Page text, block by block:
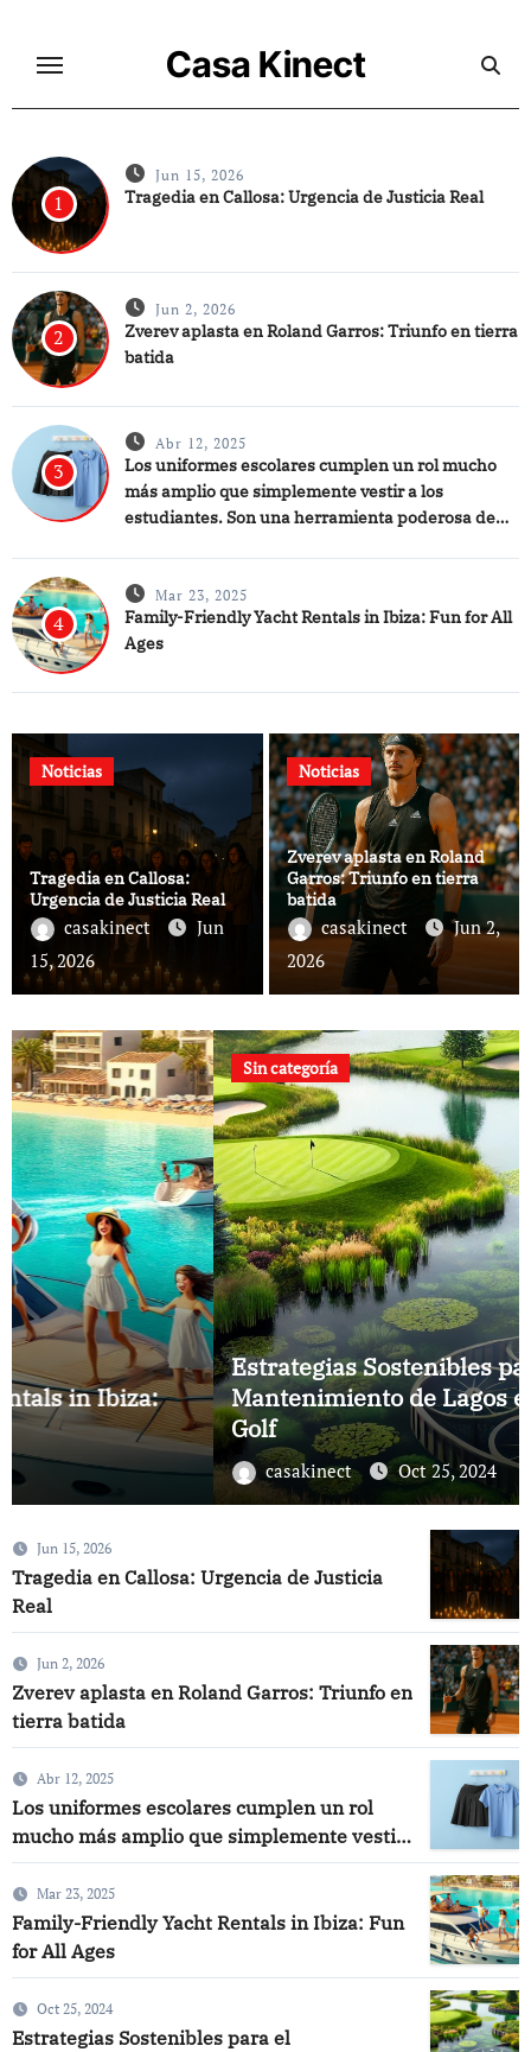
contenido
Casa Kinect
1
Jun 15, 2026
Tragedia en Callosa: Urgencia de Justicia Real
2
Jun 2, 2026
Zverev aplasta en Roland Garros: Triunfo en tierra
batida
3
Abr 12, 2025
Los uniformes escolares cumplen un rol mucho
más amplio que simplemente vestir a los
estudiantes. Son una herramienta poderosa de
escolar personalizada que permiten a los centros
educativos diferenciarse con estilo y
funcionalidad.
4
Mar 23, 2025
Family-Friendly Yacht Rentals in Ibiza: Fun for All
Ages
Noticias
Tragedia en Callosa:
Urgencia de Justicia Real
casakinect
Jun
15, 2026
Noticias
Zverev aplasta en Roland
Garros: Triunfo en tierra
batida
casakinect
Jun 2,
2026
Sin categoría
Estrategias Sostenibles para el
Mantenimiento de Lagos en Campos de
Golf
casakinect Oct 25, 2024
Jun 15, 2026
Tragedia en Callosa: Urgencia de Justicia
Real
Jun 2, 2026
Zverev aplasta en Roland Garros: Triunfo en
tierra batida
Abr 12, 2025
Los uniformes escolares cumplen un rol
mucho más amplio que simplemente vestir
a los estudiantes. Son una herramienta
poderosa de cohesión, identidad y
proyección institucional. En KAIXER,
ofrecemos soluciones de uniformidad
escolar personalizada que permiten a los
centros educativos diferenciarse con estilo
y funcionalidad.
Mar 23, 2025
Family-Friendly Yacht Rentals in Ibiza: Fun
for All Ages
Oct 25, 2024
Estrategias Sostenibles para el